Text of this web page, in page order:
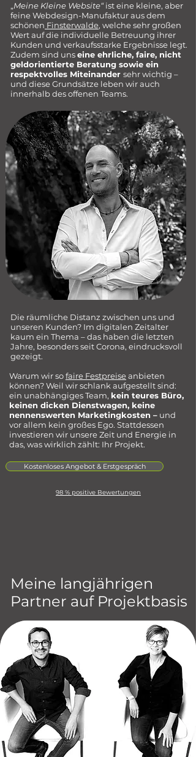
„Meine Kleine Website“ist eine kleine, aber
feineWebdesign-Manufaktur aus dem
schönen Finsterwalde, welche sehr großen
Wert auf die individuelle Betreuung ihrer
Kunden und verkaufsstarke Ergebnisse legt.
Zudem sind unseine ehrliche, faire, nicht
geldorientierte Beratung sowie ein
respektvolles Miteinander sehr wichtig –
und diese Grundsätze leben wir auch
innerhalb des offenen Teams.
Die räumliche Distanz zwischen uns und
unseren Kunden? Im digitalen Zeitalter
kaum ein Thema – das haben die letzten
Jahre, besonders seit Corona, eindrucksvoll
gezeigt.
Warum wir sofaire Festpreiseanbieten
können? Weil wir schlank aufgestellt sind:
ein unabhängiges Team, kein teures Büro,
keinen dicken Dienstwagen, keine
nennenswerten Marketingkosten – und
vor allem kein großes Ego. Stattdessen
investieren wir unsere Zeit und Energie in
das, was wirklich zählt: Ihr Projekt.​
Kostenloses Angebot & Erstgespräch
98 % positive Bewertungen
Meine langjährigen
Partner auf Projektbasis